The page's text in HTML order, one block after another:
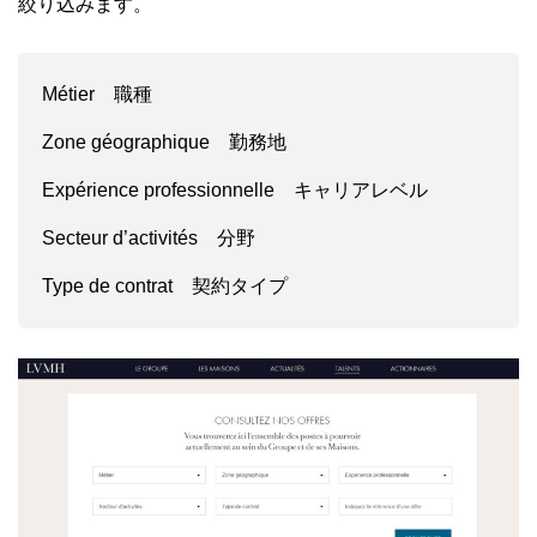
Métier 職種
Zone géographique 勤務地
Expérience professionnelle キャリアレベル
Secteur d’activités 分野
Type de contrat 契約タイプ